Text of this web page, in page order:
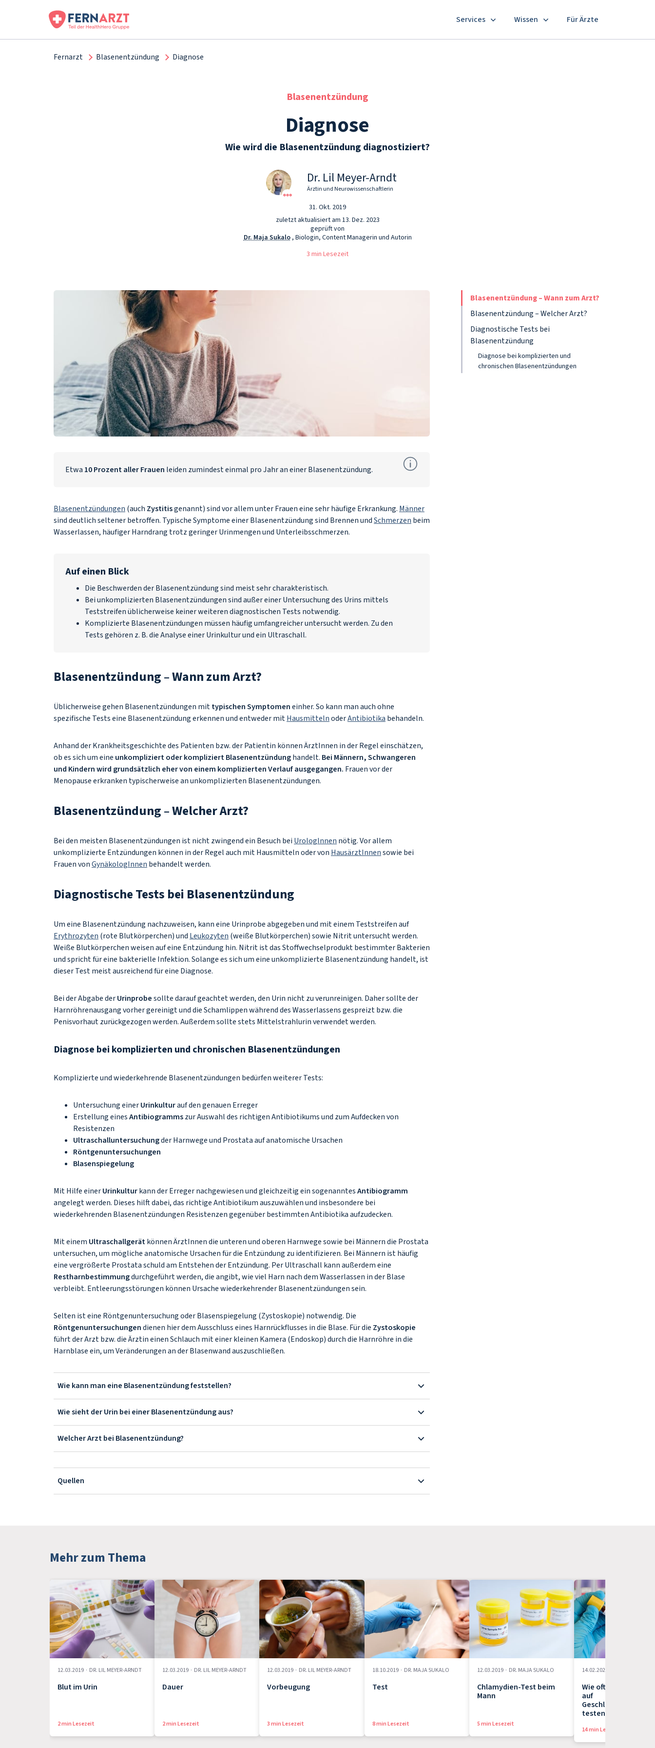
Services Wissen Für Ärzte
Fernarzt Blasenentzündung Diagnose
Blasenentzündung
Diagnose
Wie wird die Blasenentzündung diagnostiziert?
Dr. Lil Meyer-Arndt
Ärztin und Neurowissenschaftlerin
31. Okt. 2019
zuletzt aktualisiert am 13. Dez. 2023
geprüft von
Dr. Maja Sukalo, Biologin, Content Managerin und Autorin
3 min Lesezeit
Blasenentzündung – Wann zum Arzt?
Blasenentzündung – Welcher Arzt?
Diagnostische Tests bei
Blasenentzündung
Diagnose bei komplizierten und
chronischen Blasenentzündungen
Etwa 10 Prozent aller Frauen leiden zumindest einmal pro Jahr an einer Blasenentzündung.
Blasenentzündungen (auch Zystitisgenannt) sind vor allem unter Frauen eine sehr häufige Erkrankung. Männer
sind deutlich seltener betroffen. Typische Symptome einer Blasenentzündung sind Brennen undSchmerzen beim
Wasserlassen, häufiger Harndrang trotz geringer Urinmengen und Unterleibsschmerzen.
Auf einen Blick
Die Beschwerden der Blasenentzündung sind meist sehr charakteristisch.
Bei unkomplizierten Blasenentzündungen sind außer einer Untersuchung des Urins mittels
Teststreifen üblicherweise keiner weiteren diagnostischen Tests notwendig.
Komplizierte Blasenentzündungen müssen häufig umfangreicher untersucht werden. Zu den
Tests gehören z. B. die Analyse einer Urinkultur und ein Ultraschall.
Blasenentzündung – Wann zum Arzt?
Üblicherweise gehen Blasenentzündungen mittypischen Symptomeneinher. So kann man auch ohne
spezifische Tests eine Blasenentzündung erkennen und entweder mitHausmittelnoderAntibiotika behandeln.
Anhand der Krankheitsgeschichte des Patienten bzw. der Patientin können ÄrztInnen in der Regel einschätzen,
ob es sich um eine unkompliziert oder kompliziert Blasenentzündunghandelt. Bei Männern, Schwangeren
und Kindern wird grundsätzlich eher von einem komplizierten Verlauf ausgegangen. Frauen vor der
Menopause erkranken typischerweise an unkomplizierten Blasenentzündungen.
Blasenentzündung – Welcher Arzt?
Bei den meisten Blasenentzündungen ist nicht zwingend ein Besuch bei UrologInnen nötig. Vor allem
unkomplizierte Entzündungen können in der Regel auch mit Hausmitteln oder von HausärztInnensowie bei
Frauen vonGynäkologInnen behandelt werden.
Diagnostische Tests bei Blasenentzündung
Um eine Blasenentzündung nachzuweisen, kann eine Urinprobe abgegeben und mit einem Teststreifen auf
Erythrozyten (rote Blutkörperchen) und Leukozyten (weiße Blutkörperchen) sowie Nitrit untersucht werden.
Weiße Blutkörperchen weisen auf eine Entzündung hin. Nitrit ist das Stoffwechselprodukt bestimmter Bakterien
und spricht für eine bakterielle Infektion. Solange es sich um eine unkomplizierte Blasenentzündung handelt, ist
dieser Test meist ausreichend für eine Diagnose.
Bei der Abgabe derUrinprobesollte darauf geachtet werden, den Urin nicht zu verunreinigen. Daher sollte der
Harnröhrenausgang vorher gereinigt und die Schamlippen während des Wasserlassens gespreizt bzw. die
Penisvorhaut zurückgezogen werden. Außerdem sollte stets Mittelstrahlurin verwendet werden.
Diagnose bei komplizierten und chronischen Blasenentzündungen
Komplizierte und wiederkehrende Blasenentzündungen bedürfen weiterer Tests:
Untersuchung einerUrinkulturauf den genauen Erreger
Erstellung einesAntibiogrammszur Auswahl des richtigen Antibiotikums und zum Aufdecken von
Resistenzen
Ultraschalluntersuchungder Harnwege und Prostata auf anatomische Ursachen
Röntgenuntersuchungen
Blasenspiegelung
Mit Hilfe einerUrinkulturkann der Erreger nachgewiesen und gleichzeitig ein sogenanntesAntibiogramm
angelegt werden. Dieses hilft dabei, das richtige Antibiotikum auszuwählen und insbesondere bei
wiederkehrenden Blasenentzündungen Resistenzen gegenüber bestimmten Antibiotika aufzudecken.
Mit einem Ultraschallgerätkönnen ÄrztInnen die unteren und oberen Harnwege sowie bei Männern die Prostata
untersuchen, um mögliche anatomische Ursachen für die Entzündung zu identifizieren. Bei Männern ist häufig
eine vergrößerte Prostata schuld am Entstehen der Entzündung. Per Ultraschall kann außerdem eine
Restharnbestimmungdurchgeführt werden, die angibt, wie viel Harn nach dem Wasserlassen in der Blase
verbleibt. Entleerungsstörungen können Ursache wiederkehrender Blasenentzündungen sein.
Selten ist eine Röntgenuntersuchung oder Blasenspiegelung (Zystoskopie) notwendig. Die
Röntgenuntersuchungendienen hier dem Ausschluss eines Harnrückflusses in die Blase. Für die Zystoskopie
führt der Arzt bzw. die Ärztin einen Schlauch mit einer kleinen Kamera (Endoskop) durch die Harnröhre in die
Harnblase ein, um Veränderungen an der Blasenwand auszuschließen.
Wie kann man eine Blasenentzündung feststellen?
Wie sieht der Urin bei einer Blasenentzündung aus?
Welcher Arzt bei Blasenentzündung?
Quellen
Mehr zum Thema
12.03.2019 · DR. LIL MEYER-ARNDT
Blut im Urin
2 min Lesezeit
12.03.2019 · DR. LIL MEYER-ARNDT
Dauer
2 min Lesezeit
12.03.2019 · DR. LIL MEYER-ARNDT
Vorbeugung
3 min Lesezeit
18.10.2019 · DR. MAJA SUKALO
Test
8 min Lesezeit
12.03.2019 · DR. MAJA SUKALO
Chlamydien-Test beim
Mann
5 min Lesezeit
14.02.2022
Wie oft sollte man
auf
testen lassen?
14 min Lesezeit